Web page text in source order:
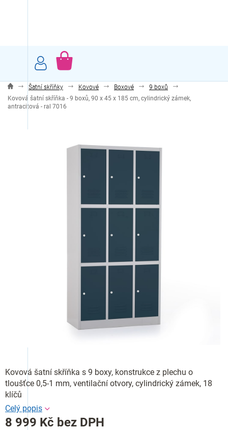
NÁKUPNÍ
Šatní skříňky Kovové Boxové
9 boxů
Kovová šatní skříňka - 9 boxů, 90 x 45 x 185 cm, cylindrický zámek,
antracitová - ral 7016
8 999 Kč bez DPH
Kovová šatní skříňka s 9 boxy, konstrukce z plechu o
tloušťce 0,5-1 mm, ventilační otvory, cylindrický zámek, 18
klíčů